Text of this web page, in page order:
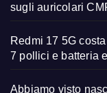
sugli auricolari
Redmi 17 5G
7 pollici e batteria
Abbiamo visto